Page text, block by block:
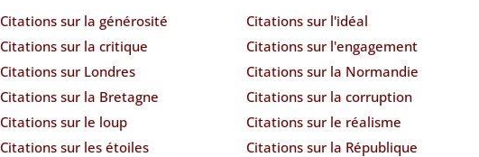
Citations sur la générosité
Citations sur la critique
Citations sur Londres
Citations sur la Bretagne
Citations sur le loup
Citations sur les étoiles
Citations sur l'idéal
Citations sur l'engagement
Citations sur la Normandie
Citations sur la corruption
Citations sur le réalisme
Citations sur la République